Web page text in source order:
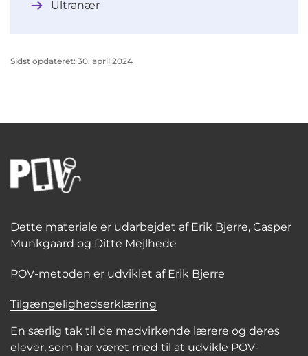
Ultranær
Sidst opdateret: 30. april 2024
Dette materiale er udarbejdet af Erik Bjerre, Casper
Munkgaard og Ditte Mejlhede
POV-metoden er udviklet af Erik Bjerre
Tilgængelighedserklæring
En særlig tak til de medvirkende lærere og deres
elever, som har været med til at udvikle POV-